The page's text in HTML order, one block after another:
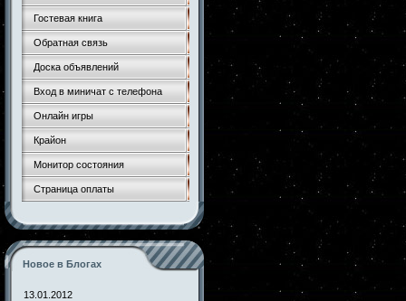
Гостевая книга
Обратная связь
Доска объявлений
Вход в миничат с телефона
Онлайн игры
Крайон
Монитор состояния
Страница оплаты
Новое в Блогах
13.01.2012